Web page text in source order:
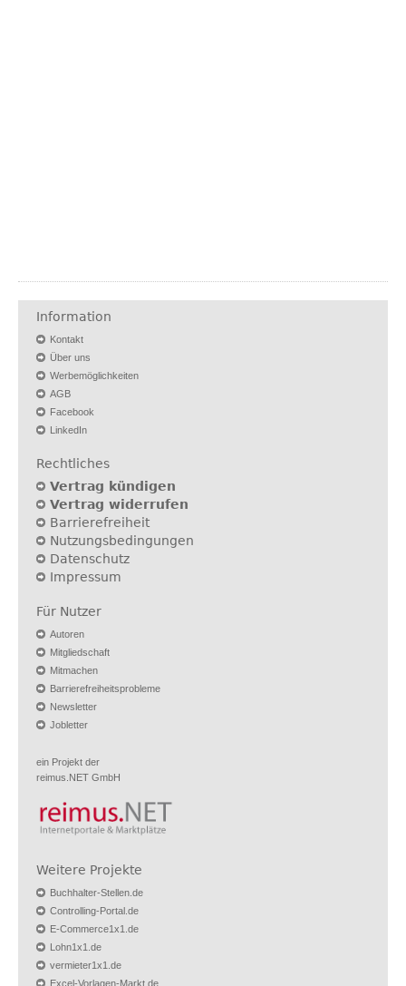
Information
Kontakt
Über uns
Werbemöglichkeiten
AGB
Facebook
LinkedIn
Rechtliches
Vertrag kündigen
Vertrag widerrufen
Barrierefreiheit
Nutzungsbedingungen
Datenschutz
Impressum
Für Nutzer
Autoren
Mitgliedschaft
Mitmachen
Barrierefreiheitsprobleme
Newsletter
Jobletter
ein Projekt der
reimus.NET GmbH
Weitere Projekte
Buchhalter-Stellen.de
Controlling-Portal.de
E-Commerce1x1.de
Lohn1x1.de
vermieter1x1.de
Excel-Vorlagen-Markt.de